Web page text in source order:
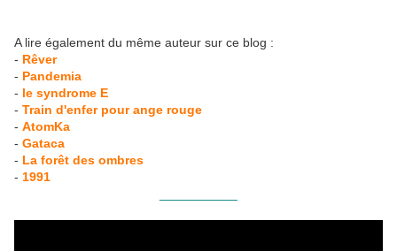
A lire également du même auteur sur ce blog :
- Rêver
- Pandemia
- le syndrome E
- Train d'enfer pour ange rouge
- AtomKa
- Gataca
- La forêt des ombres
- 1991